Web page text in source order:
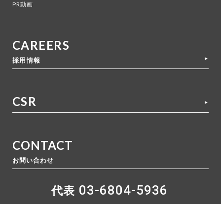
PR動画
CAREERS
採用情報
CSR
CONTACT
お問い合わせ
代表 03-6804-5936